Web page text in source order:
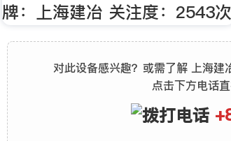
牌：上海建冶 关注度：2543次
对此设备感兴趣？或需了解 上海
点击下方电话